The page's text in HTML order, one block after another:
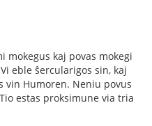
mokegus kaj povas mokegi
eble ŝercularigos sin, kaj
vin Humoren. Neniu povus
estas proksimune via tria